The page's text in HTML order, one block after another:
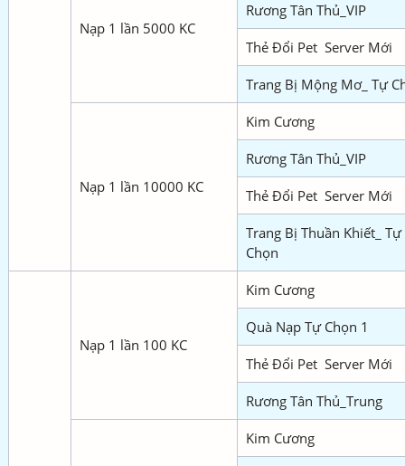
Nạp 1 lần 5000 KC
Rương Tân Thủ_VIP
Thẻ Đổi Pet Server Mới
Trang Bị Mộng Mơ_ Tự
Nạp 1 lần 10000 KC
Kim Cương
Rương Tân Thủ_VIP
Thẻ Đổi Pet Server Mới
Trang Bị Thuần Khiết_ Tự
Chọn
Nạp 1 lần 100 KC
Kim Cương
Quà Nạp Tự Chọn 1
Thẻ Đổi Pet Server Mới
Rương Tân Thủ_Trung
Kim Cương